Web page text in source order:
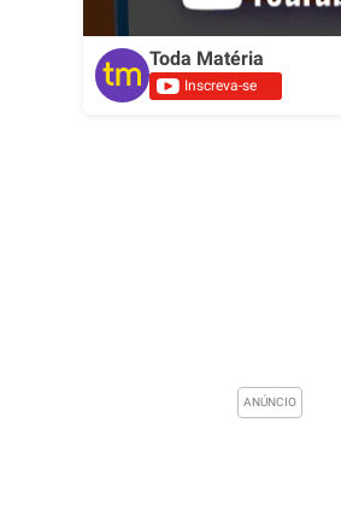
Toda Matéria
Inscreva-se